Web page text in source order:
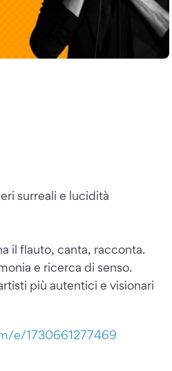
surreali e lucidità
il flauto, canta, racconta.
e ricerca di senso.
più autentici e visionari
e/1730661277469